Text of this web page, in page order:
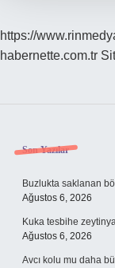
https://
habernette.com.tr
Sidebar
Son Yazılar
Buzlukta saklanan
Ağustos 6, 2026
Kuka tesbihe
Ağustos 6, 2026
Avcı kolu mu daha